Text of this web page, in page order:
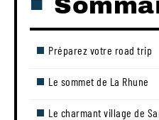
Préparez votre road trip
Le sommet de La Rhune
Le charmant village de